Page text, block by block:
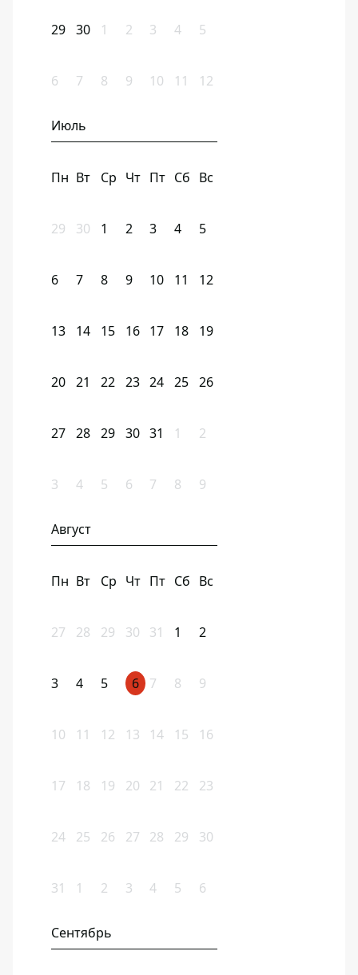
29 30 1 2 3 4 5
6 7 8 9 10 11 12
Июль
Пн Вт Ср Чт Пт Сб Вс
29 30 1 2 3 4 5
6 7 8 9 10 11 12
13 14 15 16 17 18 19
20 21 22 23 24 25 26
27 28 29 30 31 1 2
3 4 5 6 7 8 9
Август
Пн Вт Ср Чт Пт Сб Вс
27 28 29 30 31 1 2
3 4 5 6 7 8 9
10 11 12 13 14 15 16
17 18 19 20 21 22 23
24 25 26 27 28 29 30
31 1 2 3 4 5 6
Сентябрь